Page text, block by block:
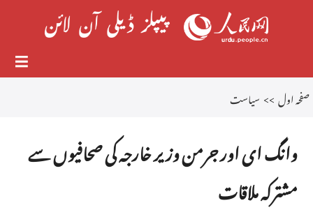
صفحہ اول>> سیاست
وانگ ای اور جرمن وزیر خارجہ کی صحافیوں سے
مشترکہ ملاقات